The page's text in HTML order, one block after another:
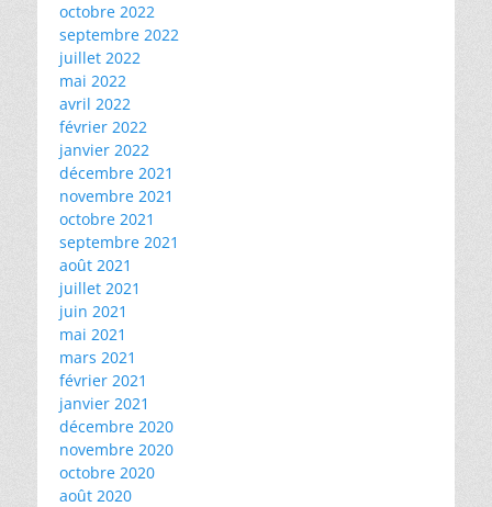
octobre 2022
septembre 2022
juillet 2022
mai 2022
avril 2022
février 2022
janvier 2022
décembre 2021
novembre 2021
octobre 2021
septembre 2021
août 2021
juillet 2021
juin 2021
mai 2021
mars 2021
février 2021
janvier 2021
décembre 2020
novembre 2020
octobre 2020
août 2020